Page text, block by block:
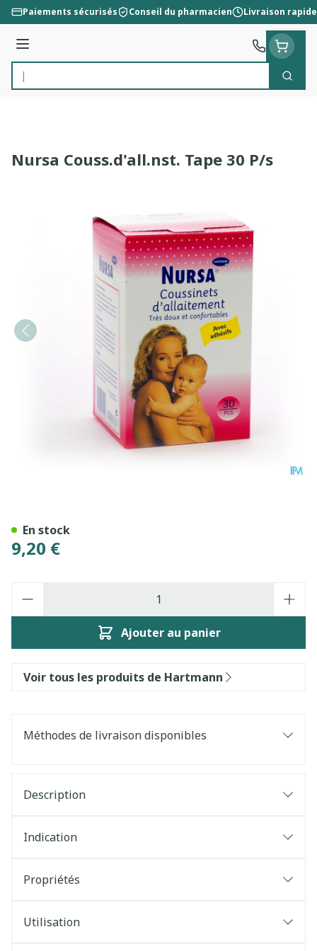
Aller au contenu
Paiements sécurisés Conseil du pharmacien Livraison rapide
Menu
Rechercher
Nursa Couss.d'all.nst. Tape 30 P/s
9,20 €
Ajouter au panier
En stock
Voir tous les produits de Hartmann
Méthodes de livraison disponibles
Description
Indication
Propriétés
Utilisation